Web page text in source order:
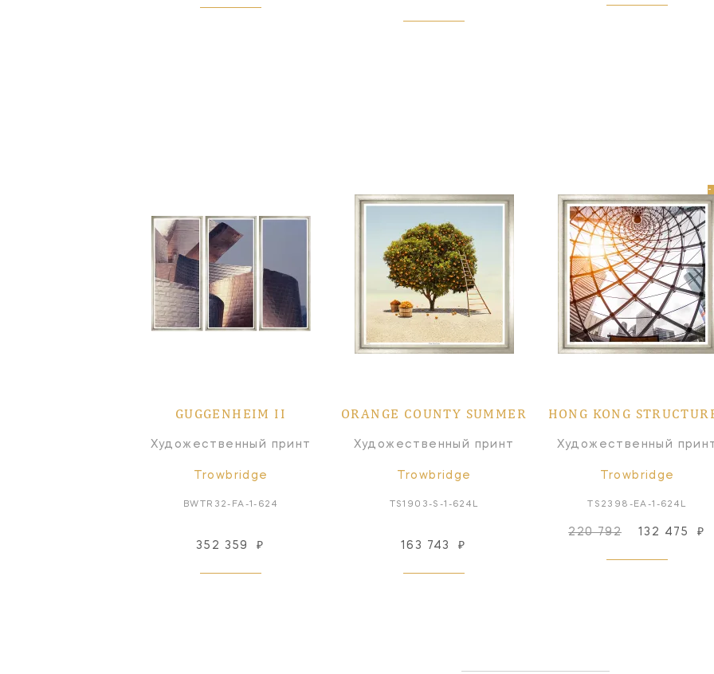
GUGGENHEIM II
Художественный принт
Trowbridge
BWTR32-FA-1-624
352 359 ₽
ORANGE COUNTY SUMMER
Художественный принт
Trowbridge
TS1903-S-1-624L
163 743 ₽
-
HONG KONG
Художественный
Trowbridge
TS2398-EA-1-624L
220 792 132 475 ₽